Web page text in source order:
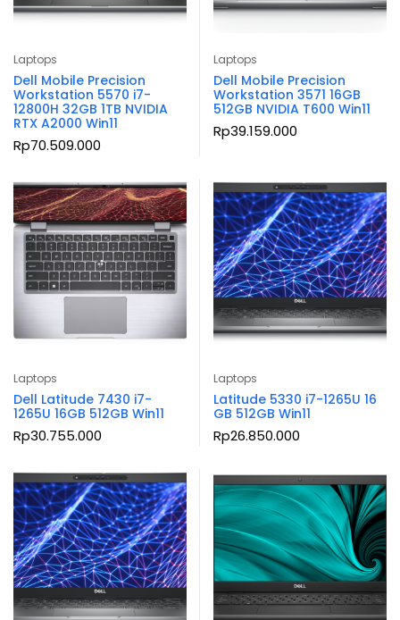
Laptops
Dell Mobile Precision
Workstation 5570 i7-
12800H 32GB 1TB NVIDIA
RTX A2000 Win11
Rp70.509.000
Laptops
Dell Mobile Precision
Workstation 3571 16GB
512GB NVIDIA T600 Win11
Rp39.159.000
Laptops
Dell Latitude 7430 i7-
1265U 16GB 512GB Win11
Rp30.755.000
Laptops
Latitude 5330 i7-1265U 16
GB 512GB Win11
Rp26.850.000